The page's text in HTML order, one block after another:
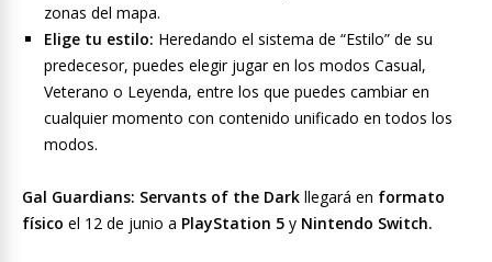
zonas del mapa.
Elige tu estilo: Heredando el sistema de “Estilo” de su
predecesor, puedes elegir jugar en los modos Casual,
Veterano o Leyenda, entre los que puedes cambiar en
cualquier momento con contenido unificado en todos los
modos.
Gal Guardians: Servants of the Dark llegará en formato
físico el 12 de junio a PlayStation 5 y Nintendo Switch.